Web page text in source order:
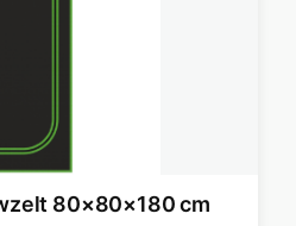
80×80×180 cm